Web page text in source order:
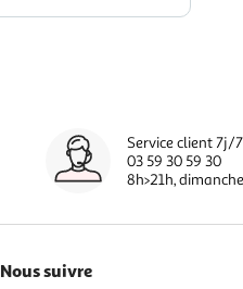
Service client 7j/7
03 59 30 59 30
8h>21h,
Nous suivre